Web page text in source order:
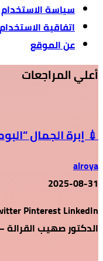
سياسة الاستخدام
اتفاقية الاستخدام
عن الموقع
أعلي المراجعات
💉 إبرة الجمال
alroya
2025-08-31
الدكتور صهيب